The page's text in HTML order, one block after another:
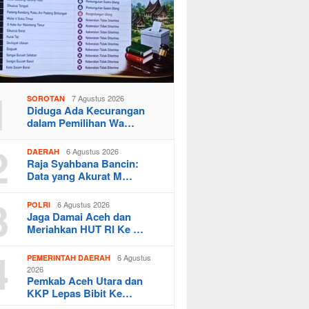
SOROTAN 7 Agustus 2026
Diduga Ada Kecurangan
dalam Pemilihan Wa…
DAERAH 6 Agustus 2026
Raja Syahbana Bancin:
Data yang Akurat M…
POLRI 6 Agustus 2026
Jaga Damai Aceh dan
Meriahkan HUT RI Ke …
PEMERINTAH DAERAH
6 Agustus
2026
Pemkab Aceh Utara dan
KKP Lepas Bibit Ke…